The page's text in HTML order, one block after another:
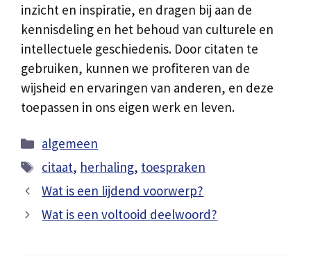
inzicht en inspiratie, en dragen bij aan de
kennisdeling en het behoud van culturele en
intellectuele geschiedenis. Door citaten te
gebruiken, kunnen we profiteren van de
wijsheid en ervaringen van anderen, en deze
toepassen in ons eigen werk en leven.
Categorieën
algemeen
Tags
citaat, herhaling, toespraken
Wat is een lijdend voorwerp?
Wat is een voltooid deelwoord?